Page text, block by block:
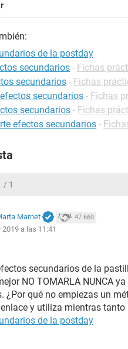
de la postday
secundarios - Fichas
secundarios - Fichas
secundarios - Fichas
secundarios - Fichas
efectos secundarios -
/ 1
Marnet 47.660
2019 a las 11:41
secundarios de la
NO TOMARLA NUNCA
¿Por qué no empiezas un
y utiliza mientras
de la postday